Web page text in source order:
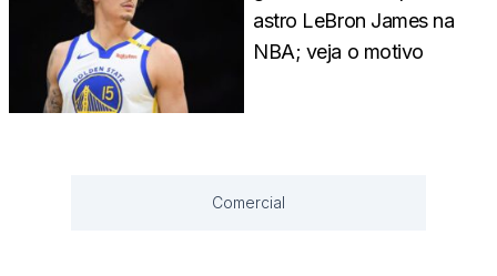
astro LeBron James na
NBA; veja o motivo
Comercial